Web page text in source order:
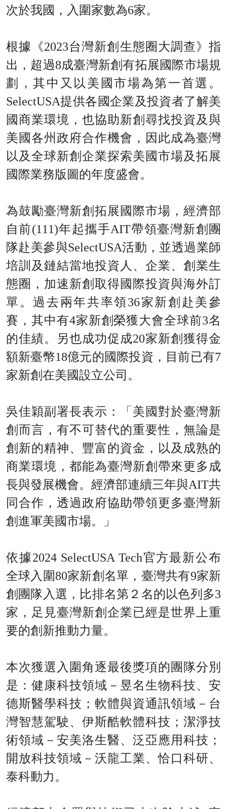
次於我國，入圍家數為6家。
根據《2023台灣新創生態圈大調查》指
出，超過8成臺灣新創有拓展國際市場規
劃，其中又以美國市場為第一首選。
SelectUSA提供各國企業及投資者了解美
國商業環境，也協助新創尋找投資及與
美國各州政府合作機會，因此成為臺灣
以及全球新創企業探索美國市場及拓展
國際業務版圖的年度盛會。
為鼓勵臺灣新創拓展國際市場，經濟部
自前(111)年起攜手AIT帶領臺灣新創團
隊赴美參與SelectUSA活動，並透過業師
培訓及鏈結當地投資人、企業、創業生
態圈，加速新創取得國際投資與海外訂
單。過去兩年共率領36家新創赴美參
賽，其中有4家新創榮獲大會全球前3名
的佳績。另也成功促成20家新創獲得金
額新臺幣18億元的國際投資，目前已有7
家新創在美國設立公司。
吳佳穎副署長表示：「美國對於臺灣新
創而言，有不可替代的重要性，無論是
創新的精神、豐富的資金，以及成熟的
商業環境，都能為臺灣新創帶來更多成
長與發展機會。經濟部連續三年與AIT共
同合作，透過政府協助帶領更多臺灣新
創進軍美國市場。」
依據2024 SelectUSA Tech官方最新公布
全球入圍80家新創名單，臺灣共有9家新
創團隊入選，比排名第２名的以色列多3
家，足見臺灣新創企業已經是世界上重
要的創新推動力量。
本次獲選入圍角逐最後獎項的團隊分別
是：健康科技領域－昱名生物科技、安
德斯醫學科技；軟體與資通訊領域－台
灣智慧駕駛、伊斯酷軟體科技；潔淨技
術領域－安美洛生醫、泛亞應用科技；
開放科技領域－沃龍工業、恰口科研、
泰科動力。